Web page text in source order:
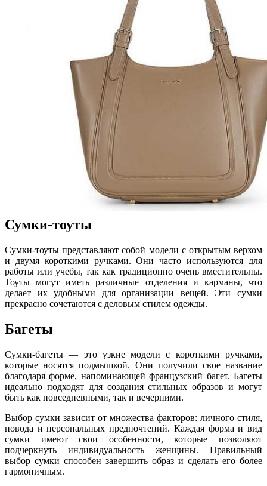
Сумки-тоуты
Сумки-тоуты представляют собой модели с открытым верхом
и двумя короткими ручками. Они часто используются для
работы или учебы, так как традиционно очень вместительны.
Тоуты могут иметь различные отделения и карманы, что
делает их удобными для организации вещей. Эти сумки
прекрасно сочетаются с деловым стилем одежды.
Багеты
Сумки-багеты — это узкие модели с короткими ручками,
которые носятся подмышкой. Они получили свое название
благодаря форме, напоминающей французский багет. Багеты
идеально подходят для создания стильных образов и могут
быть как повседневными, так и вечерними.
Выбор сумки зависит от множества факторов: личного стиля,
повода и персональных предпочтений. Каждая форма и вид
сумки имеют свои особенности, которые позволяют
подчеркнуть индивидуальность женщины. Правильный
выбор сумки способен завершить образ и сделать его более
гармоничным.